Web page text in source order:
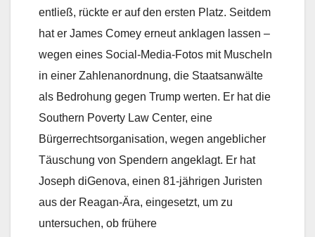
entließ, rückte er auf den ersten Platz. Seitdem
hat er James Comey erneut anklagen lassen –
wegen eines Social-Media-Fotos mit Muscheln
in einer Zahlenanordnung, die Staatsanwälte
als Bedrohung gegen Trump werten. Er hat die
Southern Poverty Law Center, eine
Bürgerrechtsorganisation, wegen angeblicher
Täuschung von Spendern angeklagt. Er hat
Joseph diGenova, einen 81-jährigen Juristen
aus der Reagan-Ära, eingesetzt, um zu
untersuchen, ob frühere